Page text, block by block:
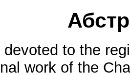
to the
work of the